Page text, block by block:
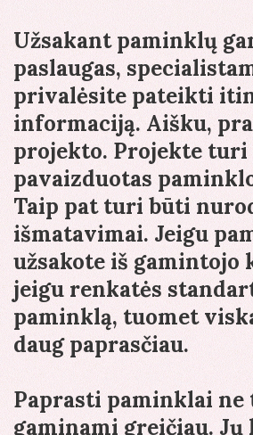
Užsakant paminklų
paslaugas,
privalėsite pateikti
informaciją. Aišku,
projekto. Projekte
pavaizduotas
Taip pat turi būti
išmatavimai. Jeigu
užsakote iš gamintojo
jeigu renkatės
paminklą, tuomet
daug paprasčiau.
Paprasti paminklai ne
gaminami greičiau. Jų